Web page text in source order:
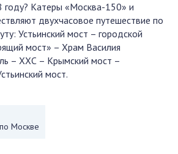
году? Катеры «Москва-150» и
двухчасовое путешествие по
Устьинский мост – городской
мост» – Храм Василия
– ХХС – Крымский мост –
мост.
Москве